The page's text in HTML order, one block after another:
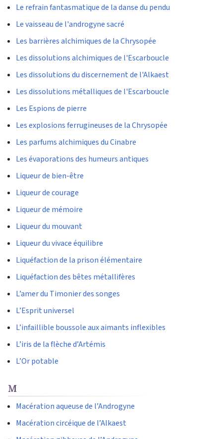
Le refrain fantasmatique de la danse du pendu
Le vaisseau de l'androgyne sacré
Les barrières alchimiques de la Chrysopée
Les dissolutions alchimiques de l'Escarboucle
Les dissolutions du discernement de l'Alkaest
Les dissolutions métalliques de l'Escarboucle
Les Espions de pierre
Les explosions ferrugineuses de la Chrysopée
Les parfums alchimiques du Cinabre
Les évaporations des humeurs antiques
Liqueur de bien-être
Liqueur de courage
Liqueur de mémoire
Liqueur du mouvant
Liqueur du vivace équilibre
Liquéfaction de la prison élémentaire
Liquéfaction des bêtes métallifères
L’amer du Timonier des songes
L’Esprit universel
L’infaillible boussole aux aimants inflexibles
L’iris de la flèche d’Artémis
L’Or potable
M
Macération aqueuse de l’Androgyne
Macération circéique de l’Alkaest